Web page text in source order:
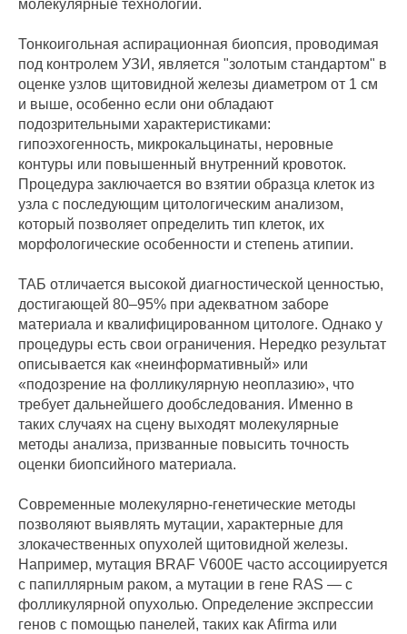
молекулярные технологии.
Тонкоигольная аспирационная биопсия, проводимая
под контролем УЗИ, является "золотым стандартом" в
оценке узлов щитовидной железы диаметром от 1 см
и выше, особенно если они обладают
подозрительными характеристиками:
гипоэхогенность, микрокальцинаты, неровные
контуры или повышенный внутренний кровоток.
Процедура заключается во взятии образца клеток из
узла с последующим цитологическим анализом,
который позволяет определить тип клеток, их
морфологические особенности и степень атипии.
ТАБ отличается высокой диагностической ценностью,
достигающей 80–95% при адекватном заборе
материала и квалифицированном цитологе. Однако у
процедуры есть свои ограничения. Нередко результат
описывается как «неинформативный» или
«подозрение на фолликулярную неоплазию», что
требует дальнейшего дообследования. Именно в
таких случаях на сцену выходят молекулярные
методы анализа, призванные повысить точность
оценки биопсийного материала.
Современные молекулярно-генетические методы
позволяют выявлять мутации, характерные для
злокачественных опухолей щитовидной железы.
Например, мутация BRAF V600E часто ассоциируется
с папиллярным раком, а мутации в гене RAS — с
фолликулярной опухолью. Определение экспрессии
генов с помощью панелей, таких как Afirma или